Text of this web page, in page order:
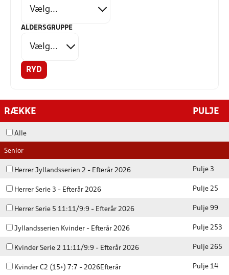
ALDERSGRUPPE
RYD
RÆKKE PULJE
Alle
Senior
Herrer Jyllandsserien 2 - Efterår 2026 Pulje 3
Herrer Serie 3 - Efterår 2026 Pulje 25
Herrer Serie 5 11:11/9:9 - Efterår 2026 Pulje 99
Jyllandsserien Kvinder - Efterår 2026 Pulje 253
Kvinder Serie 2 11:11/9:9 - Efterår 2026 Pulje 265
Kvinder C2 (15+) 7:7 - 2026Efterår Pulje 14